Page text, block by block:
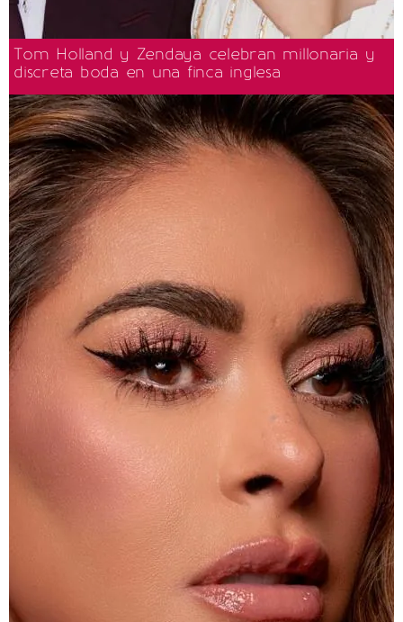
Tom Holland y Zendaya celebran millonaria y
discreta boda en una finca inglesa